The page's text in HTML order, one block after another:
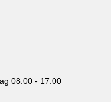
08.00 - 17.00